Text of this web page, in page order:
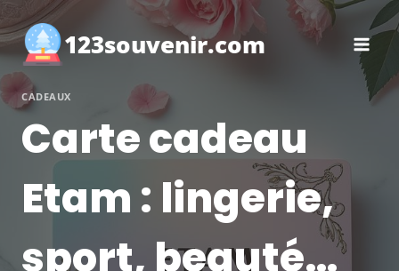
Aller
au
contenu 123souvenir.com
CADEAUX
Carte cadeau
Etam : lingerie,
sport, beauté…